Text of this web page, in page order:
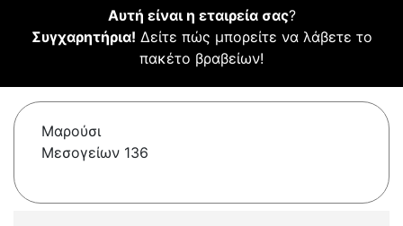
Αυτή είναι η εταιρεία σας?
Συγχαρητήρια! Δείτε πώς μπορείτε να λάβετε το
πακέτο βραβείων!
Μαρούσι
Μεσογείων 136